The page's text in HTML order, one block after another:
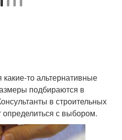
то альтернативные
подбираются в
в строительных
определиться с выбором.